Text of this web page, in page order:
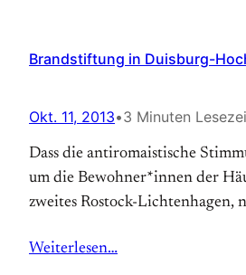
Brandstiftung in Duisburg-
Okt. 11, 2013•3 Minuten
Dass die antiromaistische
um die Bewohner*innen der
zweites Rostock-Lichtenhagen,
Weiterlesen…